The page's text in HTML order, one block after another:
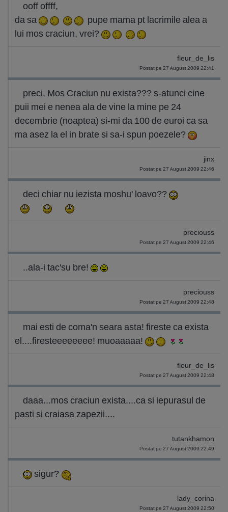
ooff offff,
da sa
pupe mama pt lacrimile alea a
lui mos craciun, vrei?
fleur_de_lis
Postat pe 27 August 2009 22:41
preci, Mos Craciun nu exista??? s-atunci cine
puii mei e nenea ala de vine la mine pe 24
decembrie (noaptea) si-mi da 100 de euroi ca sa
ma asez la el in brate si sa-i spun poezele?
jinx
Postat pe 27 August 2009 22:46
deci chiar nu iezista moshu' loavo??
preciouss
Postat pe 27 August 2009 22:46
..ala-i tac'su bre!
preciouss
Postat pe 27 August 2009 22:48
mai esti de coma'n seara asta! fireste ca exista
el....firesteeeeeeee! muoaaaaa!
fleur_de_lis
Postat pe 27 August 2009 22:48
daaa...mos craciun exista....ca si iepurasul de
pasti si craiasa zapezii....
tutankhamon
Postat pe 27 August 2009 22:49
sigur?
lady_corina
Postat pe 27 August 2009 22:50